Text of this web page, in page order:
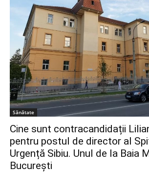
Sănătate
Cine sunt contracandidații
pentru postul de director al
Urgență Sibiu. Unul de la Baia
București